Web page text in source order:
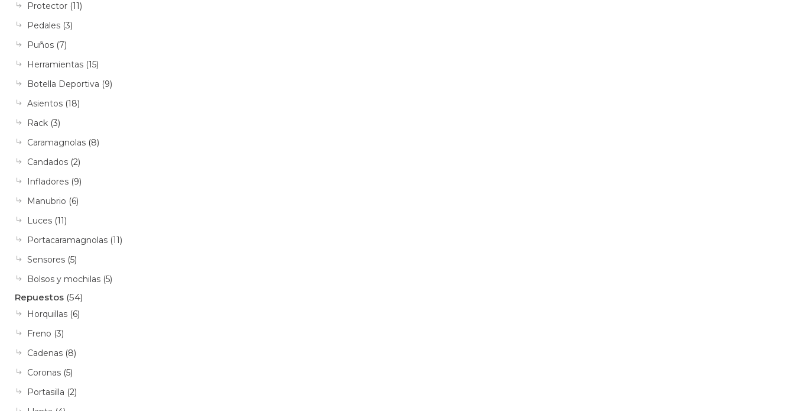
Protector (11)
Pedales (3)
Puños (7)
Herramientas (15)
Botella Deportiva (9)
Asientos (18)
Rack (3)
Caramagnolas (8)
Candados (2)
Infladores (9)
Manubrio (6)
Luces (11)
Portacaramagnolas (11)
Sensores (5)
Bolsos y mochilas (5)
Repuestos (54)
Horquillas (6)
Freno (3)
Cadenas (8)
Coronas (5)
Portasilla (2)